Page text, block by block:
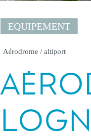
EQUIPEMENT
Aérodrome / altiport